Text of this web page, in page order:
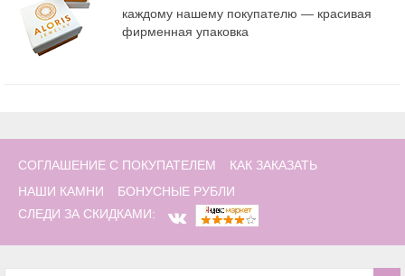
каждому нашему покупателю — красивая
фирменная упаковка
СОГЛАШЕНИЕ С ПОКУПАТЕЛЕМ
КАК ЗАКАЗАТЬ
НАШИ КАМНИ
БОНУСНЫЕ РУБЛИ
СЛЕДИ ЗА СКИДКАМИ: